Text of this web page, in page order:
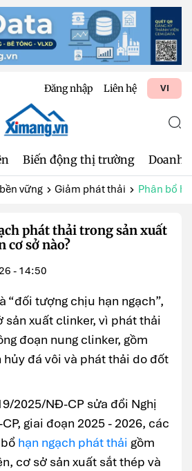
Đăng nhập Liên hệ VI
Biến động thị trường Doanh
vững Giảm phát thải Phân bổ
phát thải trong sản xuất
cơ sở nào?
- 14:50
“đối tượng chịu hạn ngạch”,
xuất clinker, vì phát thải
đoạn nung clinker, gồm
đá vôi và phát thải do đốt
2025/NĐ-CP sửa đổi Nghị
giai đoạn 2025 - 2026, các
hạn ngạch phát thải gồm
cơ sở sản xuất sắt thép và